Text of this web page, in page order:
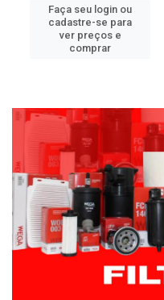
Faça seu login ou
cadastre-se para
ver preços e
comprar